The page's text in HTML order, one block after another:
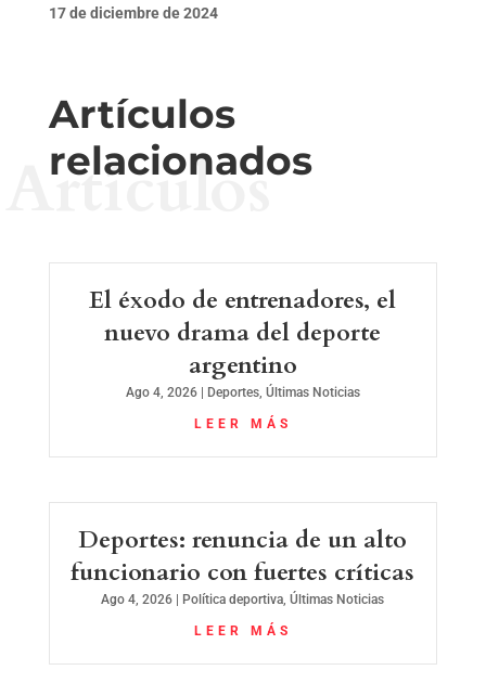
17 de diciembre de 2024
Artículos
relacionados
Artículos
El éxodo de entrenadores, el
nuevo drama del deporte
argentino
Ago 4, 2026| Deportes, Últimas Noticias
LEER MÁS
Deportes: renuncia de un alto
funcionario con fuertes críticas
Ago 4, 2026 Política deportiva,Últimas Noticias
LEER MÁS